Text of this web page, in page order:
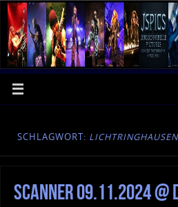
SCHLAGWORT: LICHTRINGHAUSEN
Scanner 09.11.2024